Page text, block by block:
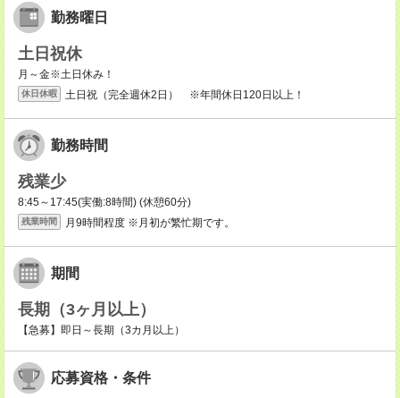
勤務曜日
土日祝休
月～金※土日休み！
休日休暇 土日祝（完全週休2日） ※年間休日120日以上！
勤務時間
残業少
8:45～17:45(実働:8時間) (休憩60分)
残業時間 月9時間程度 ※月初が繁忙期です。
期間
長期（3ヶ月以上）
【急募】即日～長期（3カ月以上）
応募資格・条件